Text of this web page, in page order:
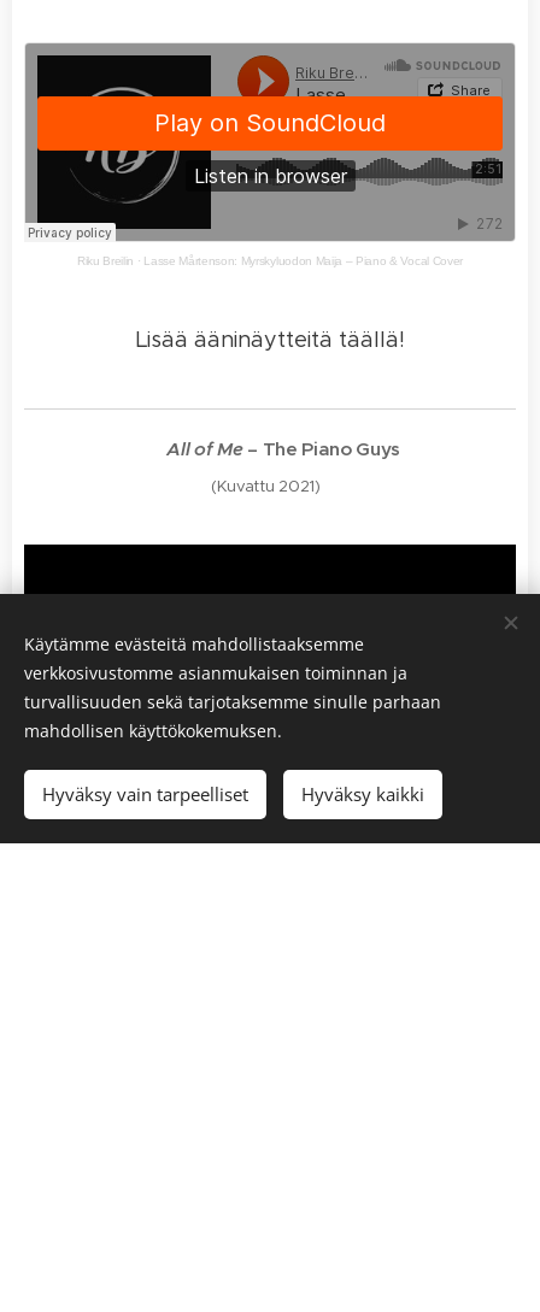
Riku Breilin · Lasse Mårtenson: Myrskyluodon Maija – Piano & Vocal Cover
Lisää ääninäytteitä täällä!
🎵All of Me – The Piano Guys
(Kuvattu 2021)
Käytämme evästeitä mahdollistaaksemme
verkkosivustomme asianmukaisen toiminnan ja
turvallisuuden sekä tarjotaksemme sinulle parhaan
mahdollisen käyttökokemuksen.
Hyväksy vain tarpeelliset Hyväksy kaikki